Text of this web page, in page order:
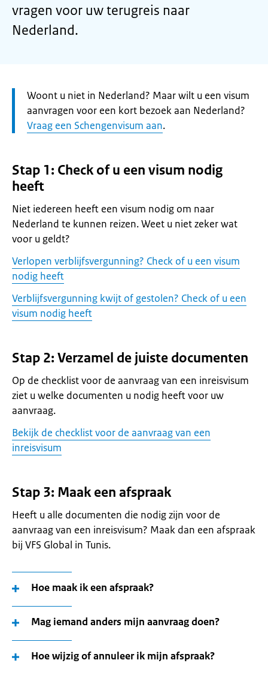
vragen voor uw terugreis naar
Nederland.
Let
op:
Woont u niet in Nederland? Maar wilt u een visum
aanvragen voor een kort bezoek aan Nederland?
Vraag een Schengenvisum aan.
Stap 1: Check of u een visum nodig
heeft
Niet iedereen heeft een visum nodig om naar
Nederland te kunnen reizen. Weet u niet zeker wat
voor u geldt?
Verlopen verblijfsvergunning? Check of u een visum
nodig heeft
Verblijfsvergunning kwijt of gestolen? Check of u een
visum nodig heeft
Stap 2: Verzamel de juiste documenten
Op de checklist voor de aanvraag van een inreisvisum
ziet u welke documenten u nodig heeft voor uw
aanvraag.
Bekijk de checklist voor de aanvraag van een
inreisvisum
Stap 3: Maak een afspraak
Heeft u alle documenten die nodig zijn voor de
aanvraag van een inreisvisum? Maak dan een afspraak
bij VFS Global in Tunis.
Hoe maak ik een afspraak?
Mag iemand anders mijn aanvraag doen?
Hoe wijzig of annuleer ik mijn afspraak?